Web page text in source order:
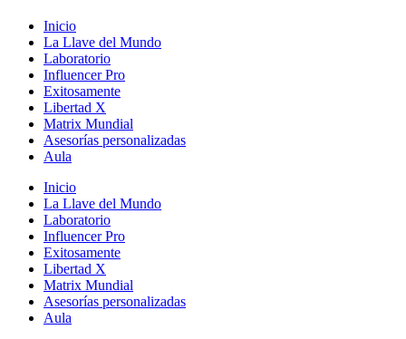
Inicio
La Llave del Mundo
Laboratorio
Influencer Pro
Exitosamente
Libertad X
Matrix Mundial
Asesorías personalizadas
Aula
Inicio
La Llave del Mundo
Laboratorio
Influencer Pro
Exitosamente
Libertad X
Matrix Mundial
Asesorías personalizadas
Aula